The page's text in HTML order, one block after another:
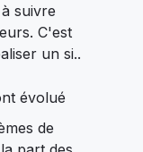
suivre
C'est
un si..
évolué
de